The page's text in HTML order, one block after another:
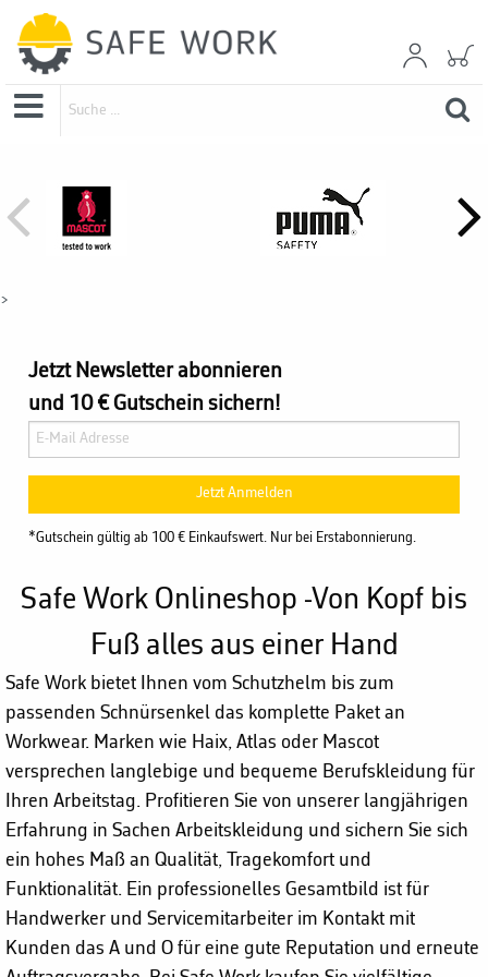
>
Jetzt Newsletter abonnieren
und 10 € Gutschein sichern!
Jetzt Anmelden
*Gutschein gültig ab 100 € Einkaufswert. Nur bei Erstabonnierung.
Safe Work Onlineshop -Von Kopf bis
Fuß alles aus einer Hand
Safe Work bietet Ihnen vom Schutzhelm bis zum
passenden Schnürsenkel das komplette Paket an
Workwear. Marken wie Haix, Atlas oder Mascot
versprechen langlebige und bequeme Berufskleidung für
Ihren Arbeitstag. Profitieren Sie von unserer langjährigen
Erfahrung in Sachen Arbeitskleidung und sichern Sie sich
ein hohes Maß an Qualität, Tragekomfort und
Funktionalität. Ein professionelles Gesamtbild ist für
Handwerker und Servicemitarbeiter im Kontakt mit
Kunden das A und O für eine gute Reputation und erneute